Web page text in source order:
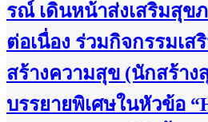
รณ์ เดินหน้าส่งเสริมสุข
ต่อเนื่อง ร่วมกิจกรรมเส
สร้างความสุข (นักสร้าง
บรรยายพิเศษในหัวข้อ